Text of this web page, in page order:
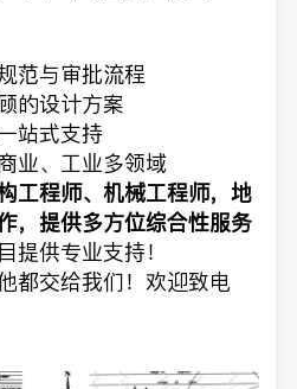
范与审批流程
的设计方案
站式支持
业、工业多领域
工程师、机械工程师，地
，提供多方位综合性服务
提供专业支持！
都交给我们！欢迎致电